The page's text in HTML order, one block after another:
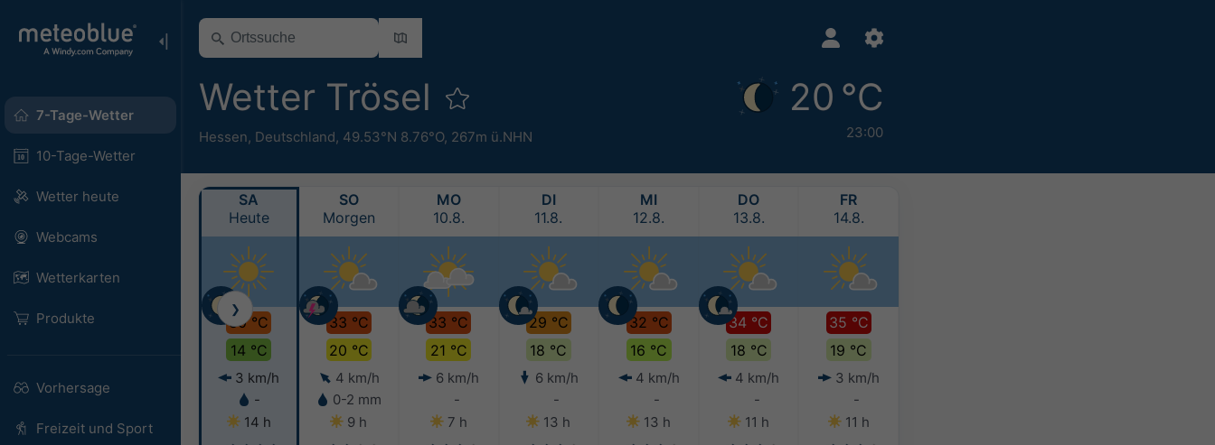
7-Tage-Wetter
10-Tage-Wetter
Wetter heute
Webcams
Wetterkarten
Produkte
Vorhersage
Freizeit und Sport
Wetter Trösel
Hessen, Deutschland, 49.53°N 8.76°O, 267m ü.NHN
20 °C
23:00
SA
Heute
30 °C
14 °C
3 km/h
-
14 h
SO
Morgen
33 °C
20 °C
4 km/h
0-2 mm
9 h
MO
10.8.
33 °C
21 °C
6 km/h
-
7 h
DI
11.8.
29 °C
18 °C
6 km/h
-
13 h
MI
12.8.
32 °C
16 °C
4 km/h
-
13 h
DO
13.8.
34 °C
18 °C
4 km/h
-
11 h
FR
14.8.
35 °C
19 °C
3 km/h
-
11 h
❯